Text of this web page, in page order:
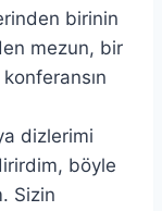
birinin
mezun, bir
dizlerimi
böyle
Sizin